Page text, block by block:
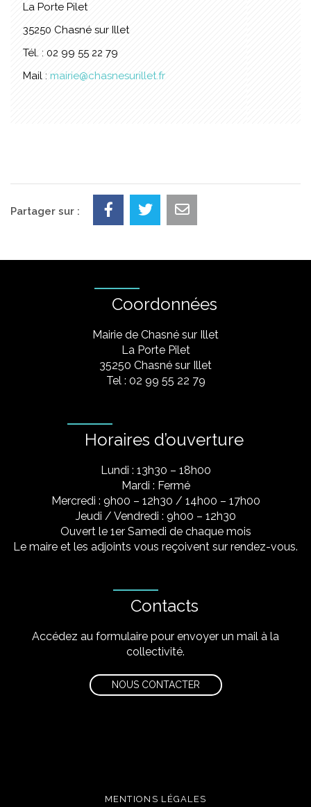
La Porte Pilet
35250 Chasné sur Illet
Tél. : 02 99 55 22 79
Mail : mairie@chasnesurillet.fr
Partager sur :
Coordonnées
Mairie de Chasné sur Illet
La Porte Pilet
35250 Chasné sur Illet
Tel : 02 99 55 22 79
Horaires d’ouverture
Lundi : 13h30 – 18h00
Mardi : Fermé
Mercredi : 9h00 – 12h30 / 14h00 – 17h00
Jeudi / Vendredi : 9h00 – 12h30
Ouvert le 1er Samedi de chaque mois
Le maire et les adjoints vous reçoivent sur rendez-vous.
Contacts
Accédez au formulaire pour envoyer un mail à la
collectivité.
NOUS CONTACTER
MENTIONS LÉGALES